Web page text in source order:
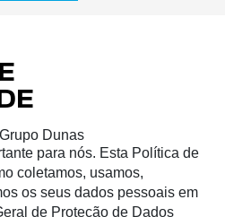
Dunas
para nós. Esta Política de
coletamos, usamos,
os seus dados pessoais em
de Proteção de Dados